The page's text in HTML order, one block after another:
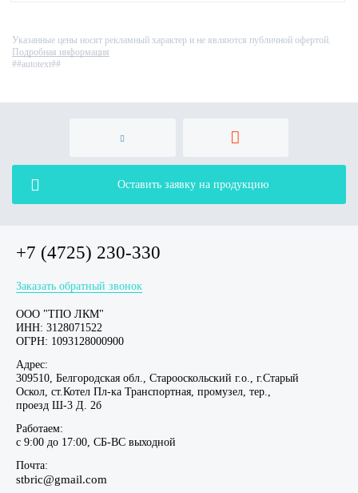
Указанные цены носят рекламный характер и не являются публичной офертой.
Подробная информация
##autotext##
Оставить заявку на продукцию
+7 (4725) 230-330
Заказать обратный звонок
ООО "ТПО ЛКМ"
ИНН: 3128071522
ОГРН: 1093128000900
Адрес:
309510, Белгородская обл., Старооскольский г.о., г.Старый
Оскол, ст.Котел Пл-ка Транспортная, промузел, тер.,
проезд Ш-3 Д. 2б
Работаем:
c 9:00 до 17:00, СБ-ВС выходной
Почта:
stbric@gmail.com